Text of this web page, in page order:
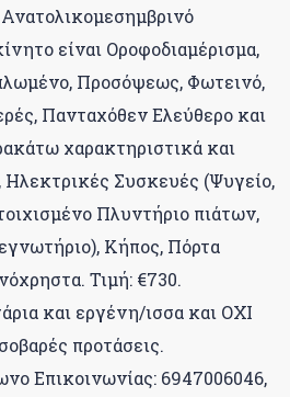
είναι Οροφοδιαμέρισμα,
Προσόψεως, Φωτεινό,
Πανταχόθεν Ελεύθερο και
χαρακτηριστικά και
Ηλεκτρικές Συσκευές (Ψυγείο,
Πλυντήριο πιάτων,
Κήπος, Πόρτα
Τιμή: €730.
και εργένη/ισσα και ΟΧΙ
προτάσεις.
Επικοινωνίας: 6947006046,